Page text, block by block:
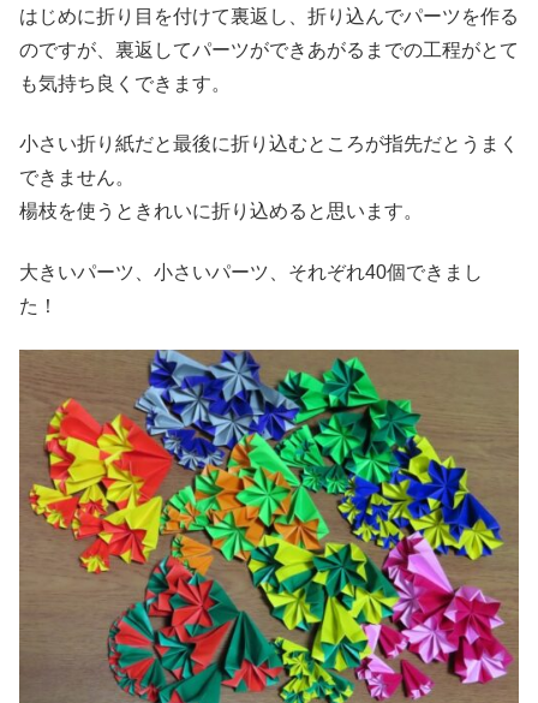
はじめに折り目を付けて裏返し、折り込んでパーツを作る
のですが、裏返してパーツができあがるまでの工程がとて
も気持ち良くできます。
小さい折り紙だと最後に折り込むところが指先だとうまく
できません。
楊枝を使うときれいに折り込めると思います。
大きいパーツ、小さいパーツ、それぞれ40個できまし
た！